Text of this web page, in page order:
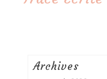
Archives